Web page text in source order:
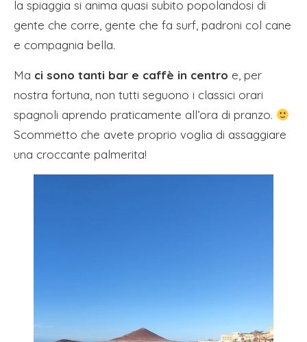
la spiaggia si anima quasi subito popolandosi di
gente che corre, gente che fa surf, padroni col cane
e compagnia bella.
Ma ci sono tanti bar e caffè in centro e, per
nostra fortuna, non tutti seguono i classici orari
spagnoli aprendo praticamente all’ora di pranzo.
Scommetto che avete proprio voglia di assaggiare
una croccante palmerita!